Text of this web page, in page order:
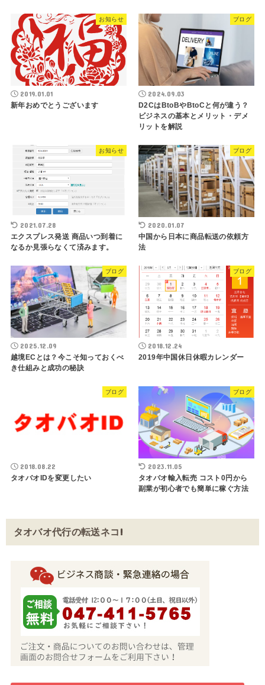
お知らせ
2019.01.01
新年おめでとうございます
ブログ
2024.09.03
D2CはBtoBやBtoCと何が違う？
ビジネスの基本とメリット・デメ
リットを解説
お知らせ
2021.07.28
エクスプレス発送 商品いつ到着に
なるか見張らなくて済みます。
ブログ
2020.01.07
中国から日本に商品転送の依頼方
法
ブログ
2025.12.09
越境ECとは？今こそ知っておくべ
き仕組みと成功の秘訣
ブログ
2018.12.24
2019年中国休日休暇カレンダー
ブログ
2018.08.22
タオバオIDを変更したい
ブログ
2023.11.05
タオバオ輸入転売 コスト0円から
副業が初心者でも簡単に稼ぐ方法
タオバオ代行の転送ネコ!